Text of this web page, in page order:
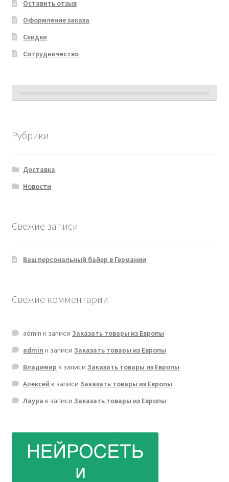
Оставить отзыв
Оформление заказа
Скидки
Сотрудничество
Рубрики
Доставка
Новости
Свежие записи
Ваш персональный байер в Германии
Свежие комментарии
admin к записиЗаказать товары из Европы
admin к записиЗаказать товары из Европы
Владимир к записиЗаказать товары из Европы
Алексей к записиЗаказать товары из Европы
Лаура к записиЗаказать товары из Европы